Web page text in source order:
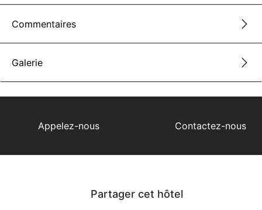
Commentaires
Galerie
Appelez-nous Contactez-nous
Partager cet hôtel